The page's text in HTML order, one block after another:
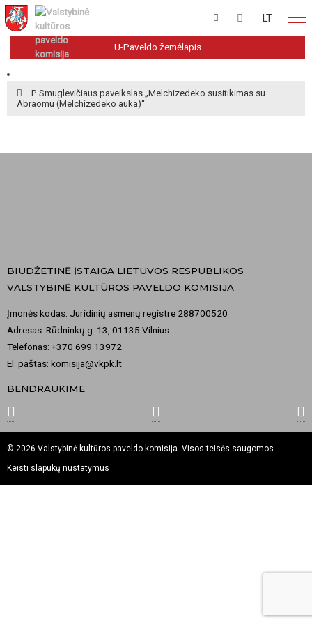
LT
U-Paveldo žemėlapis
P. Smuglevičiaus paveikslas „Melchizedeko susitikimas su
Abraomu (Melchizedeko auka)“
BIUDŽETINĖ ĮSTAIGA LIETUVOS RESPUBLIKOS
VALSTYBINĖ KULTŪROS PAVELDO KOMISIJA
Įmonės kodas: Juridinių asmenų registre 288700520
Adresas: Rūdninkų g. 13, 01135 Vilnius
Telefonas: +370 699 13972
El. paštas: komisija@vkpk.lt
BENDRAUKIME
© 2026 Valstybinė kultūros paveldo komisija. Visos teisės saugomos.
Keisti slapukų nustatymus